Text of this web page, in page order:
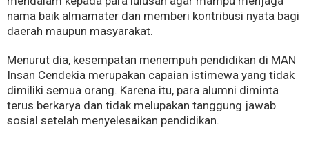
nama baik almamater dan memberi kontribusi nyata bagi
daerah maupun masyarakat.
Menurut dia, kesempatan menempuh pendidikan di MAN
Insan Cendekia merupakan capaian istimewa yang tidak
dimiliki semua orang. Karena itu, para alumni diminta
terus berkarya dan tidak melupakan tanggung jawab
sosial setelah menyelesaikan pendidikan.